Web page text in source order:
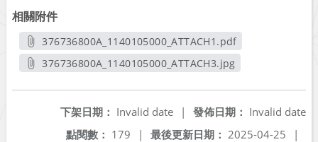
相關附件
376736800A_1140105000_ATTACH1.pdf
另開新視窗
376736800A_1140105000_ATTACH3.jpg
發佈日期： Invalid date
下架日期： Invalid date
|
最後更新日期： 2025-04-25 |
點閱數： 179 |